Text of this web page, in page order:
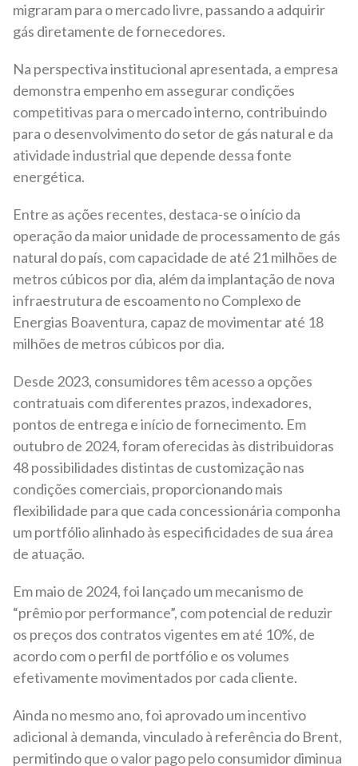
migraram para o mercado livre, passando a adquirir
gás diretamente de fornecedores.
Na perspectiva institucional apresentada, a empresa
demonstra empenho em assegurar condições
competitivas para o mercado interno, contribuindo
para o desenvolvimento do setor de gás natural e da
atividade industrial que depende dessa fonte
energética.
Entre as ações recentes, destaca-se o início da
operação da maior unidade de processamento de gás
natural do país, com capacidade de até 21 milhões de
metros cúbicos por dia, além da implantação de nova
infraestrutura de escoamento no Complexo de
Energias Boaventura, capaz de movimentar até 18
milhões de metros cúbicos por dia.
Desde 2023, consumidores têm acesso a opções
contratuais com diferentes prazos, indexadores,
pontos de entrega e início de fornecimento. Em
outubro de 2024, foram oferecidas às distribuidoras
48 possibilidades distintas de customização nas
condições comerciais, proporcionando mais
flexibilidade para que cada concessionária componha
um portfólio alinhado às especificidades de sua área
de atuação.
Em maio de 2024, foi lançado um mecanismo de
“prêmio por performance”, com potencial de reduzir
os preços dos contratos vigentes em até 10%, de
acordo com o perfil de portfólio e os volumes
efetivamente movimentados por cada cliente.
Ainda no mesmo ano, foi aprovado um incentivo
adicional à demanda, vinculado à referência do Brent,
permitindo que o valor pago pelo consumidor diminua